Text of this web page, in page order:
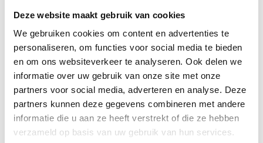
Deze website maakt gebruik van cookies
We gebruiken cookies om content en advertenties te
personaliseren, om functies voor social media te bieden
en om ons websiteverkeer te analyseren. Ook delen we
informatie over uw gebruik van onze site met onze
partners voor social media, adverteren en analyse. Deze
partners kunnen deze gegevens combineren met andere
informatie die u aan ze heeft verstrekt of die ze hebben
verzameld op basis van uw gebruik van hun services.
Vergelijk
Geïnteresseerd in een vloerkluis? Daarvoor kunt